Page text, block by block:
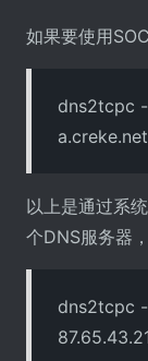
如果要使用
dns2tcpc
a.creke.net
以上是通过系
个DNS服务器
dns2tcpc